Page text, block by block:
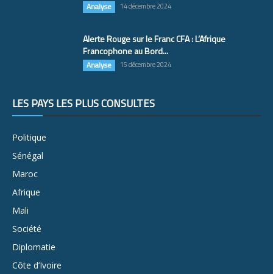
Analyse 14 décembre 2024
Alerte Rouge sur le Franc CFA : L’Afrique
Francophone au Bord...
Analyse 15 décembre 2024
LES PAYS LES PLUS CONSULTÉS
Politique
Sénégal
Maroc
Afrique
Mali
Société
Diplomatie
Côte d’Ivoire